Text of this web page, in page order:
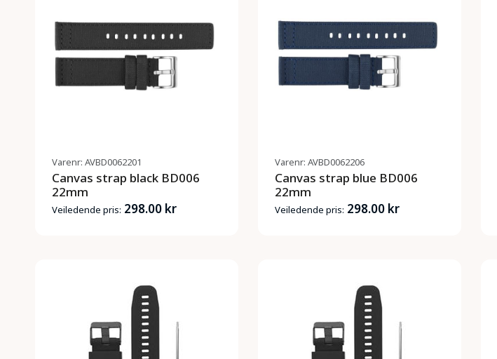
Varenr: AVBD0062201
Canvas strap black BD006
22mm
Veiledende pris: 298.00 kr
Varenr: AVBD0062206
Canvas strap blue BD006
22mm
Veiledende pris: 298.00 kr